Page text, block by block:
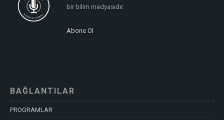
bir bilim medyasıdır.
Abone Ol
BAĞLANTILAR
PROGRAMLAR